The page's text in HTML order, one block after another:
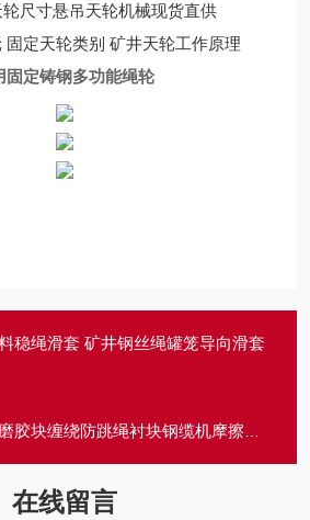
尺寸悬吊天轮机械现货直供
定天轮类别 矿井天轮工作原理
固定铸钢多功能绳轮
稳绳滑套 矿井钢丝绳罐笼导向滑套
胶块缠绕防跳绳衬块钢缆机摩擦衬垫
在线留言